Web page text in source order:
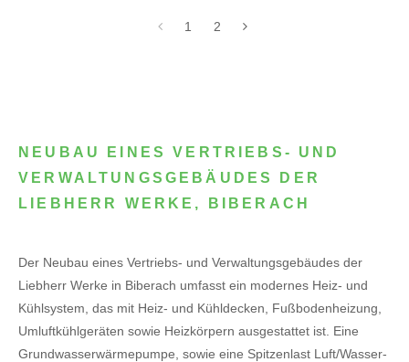
1 2
NEUBAU EINES VERTRIEBS- UND
VERWALTUNGSGEBÄUDES DER
LIEBHERR WERKE, BIBERACH
Der Neubau eines Vertriebs- und Verwaltungsgebäudes der
Liebherr Werke in Biberach umfasst ein modernes Heiz- und
Kühlsystem, das mit Heiz- und Kühldecken, Fußbodenheizung,
Umluftkühlgeräten sowie Heizkörpern ausgestattet ist. Eine
Grundwasserwärmepumpe, sowie eine Spitzenlast Luft/Wasser-